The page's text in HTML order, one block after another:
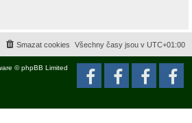
Všechny časy jsou v UTC+01:00
Smazat cookies
© phpBB Limited